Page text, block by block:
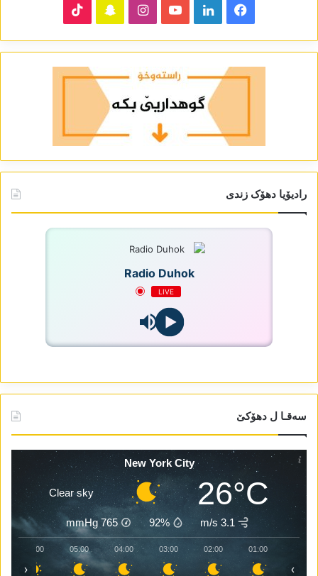
Facebook
LinkedIn
YouTube
Instagram
Snapchat
رادیۆیا دھۆک زندی
Radio Duhok
LIVE
سەقـا ل دھۆکێ
New York City
26°C
Clear sky
3.1 m/s
92%
765
mmHg
01:00
02:00
03:00
04:00
05:00
06:00
‹ ›